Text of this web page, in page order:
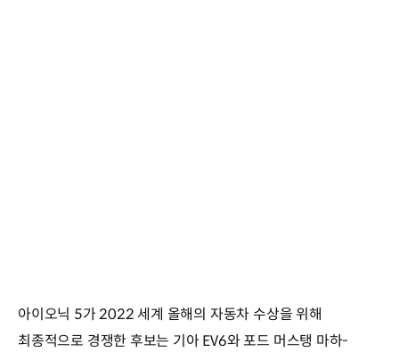
아이오닉 5가 2022 세계 올해의 자동차 수상을 위해
최종적으로 경쟁한 후보는 기아 EV6와 포드 머스탱 마하-